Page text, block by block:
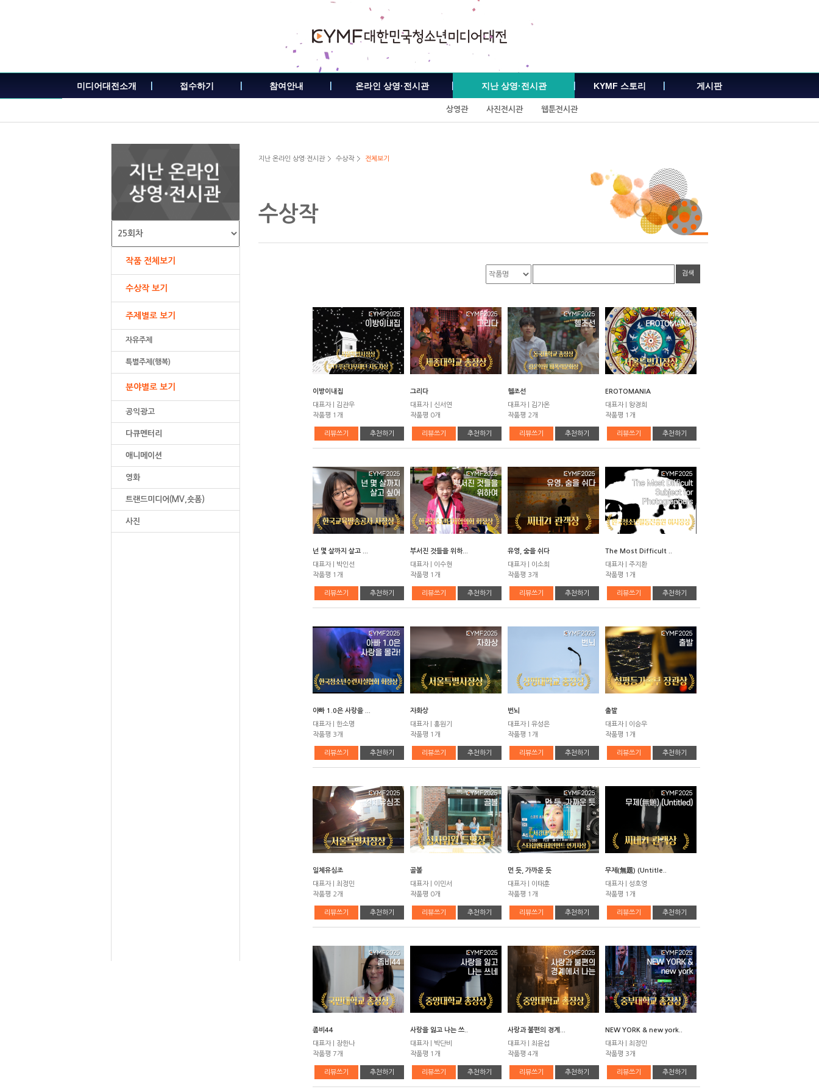
가
미디어대전소개 접수하기 참여안내 온라인 상영·전시관 지난 상영·전시관
상영관 사진전시관 웹툰전시관
KYMF 스토리 게시판
작품 전체보기
수상작 보기
주제별로 보기
자유주제
특별주제(행복)
분야별로 보기
공익광고
다큐멘터리
애니메이션
영화
트랜드미디어(MV,숏폼)
사진
지난 온라인 상영·전시관 수상작 전체보기
수상작
검색
이방이내집
대표자 | 김관우
작품평 1개
리뷰쓰기 추천하기
그리다
대표자 | 신서연
작품평 0개
리뷰쓰기 추천하기
헬조선
대표자 | 김가온
작품평 2개
리뷰쓰기 추천하기
EROTOMANIA
대표자 | 왕경희
작품평 1개
리뷰쓰기 추천하기
넌 몇 살까지 살고 ...
대표자 | 박인선
작품평 1개
리뷰쓰기 추천하기
부서진 것들을 위하...
대표자 | 이수현
작품평 1개
리뷰쓰기 추천하기
유영, 숨을 쉬다
대표자 | 이소희
작품평 3개
리뷰쓰기 추천하기
The Most Difficult ..
대표자 | 주지환
작품평 1개
리뷰쓰기 추천하기
아빠 1.0은 사랑을 ...
대표자 | 한소명
작품평 3개
리뷰쓰기 추천하기
자화상
대표자 | 홍원기
작품평 1개
리뷰쓰기 추천하기
번뇌
대표자 | 유성은
작품평 1개
리뷰쓰기 추천하기
출발
대표자 | 이승우
작품평 1개
리뷰쓰기 추천하기
일체유심조
대표자 | 최정민
작품평 2개
리뷰쓰기 추천하기
골볼
대표자 | 이민서
작품평 0개
리뷰쓰기 추천하기
먼 듯, 가까운 듯
대표자 | 이태훈
작품평 1개
리뷰쓰기 추천하기
무제(無題) (Untitle..
대표자 | 성호영
작품평 1개
리뷰쓰기 추천하기
좀비44
대표자 | 장한나
작품평 7개
리뷰쓰기 추천하기
사랑을 잃고 나는 쓰..
대표자 | 박단비
작품평 1개
리뷰쓰기 추천하기
사랑과 불편의 경계...
대표자 | 최윤섭
작품평 4개
리뷰쓰기 추천하기
NEW YORK & new york..
대표자 | 최정민
작품평 3개
리뷰쓰기 추천하기